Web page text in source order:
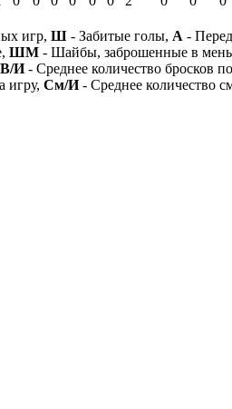
игр, Ш - Забитые голы, А -
ШМ - Шайбы, заброшенные в
И- Среднее количество бросков
игру, См/И- Среднее количество